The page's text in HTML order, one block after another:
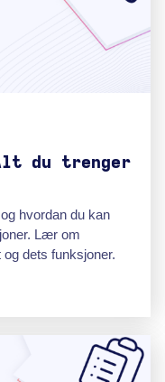
du trenger
hvordan du kan
Lær om
dets funksjoner.